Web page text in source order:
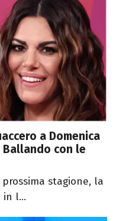
a Domenica
Ballando con le
stagione, la
in l...